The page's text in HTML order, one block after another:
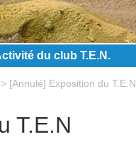
du club T.E.N.
[Annulé] Exposition du T.E.N
T.E.N